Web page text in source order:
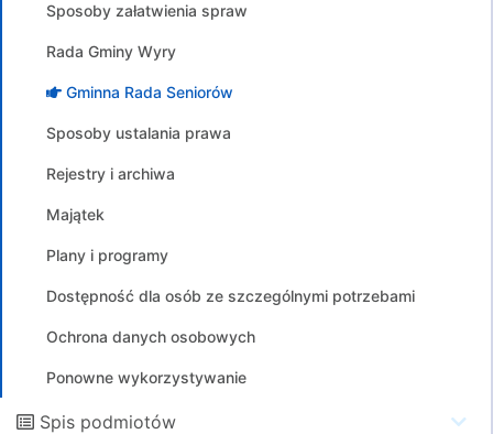
Sposoby załatwienia spraw
Rada Gminy Wyry
Gminna Rada Seniorów
Sposoby ustalania prawa
Rejestry i archiwa
Majątek
Plany i programy
Dostępność dla osób ze szczególnymi potrzebami
Ochrona danych osobowych
Ponowne wykorzystywanie
Spis podmiotów